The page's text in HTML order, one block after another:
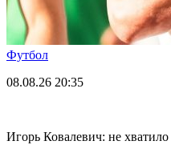
Футбол
08.08.26 20:35
Игорь Ковалевич: не